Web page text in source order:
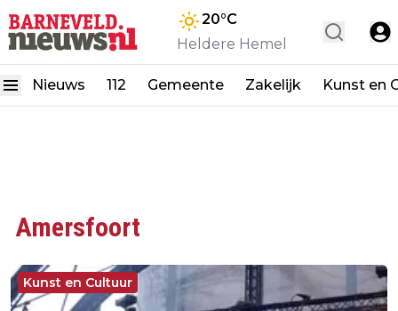
20°C
Heldere Hemel
Nieuws 112 Gemeente Zakelijk Kunst en
Amersfoort
Kunst en Cultuur